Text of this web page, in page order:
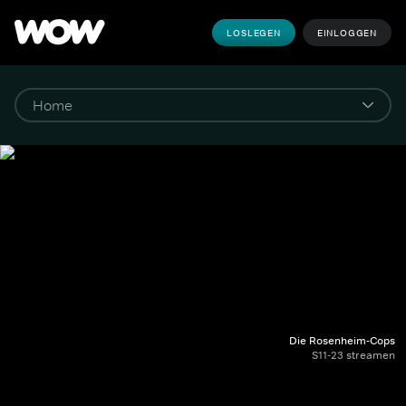
LOSLEGEN EINLOGGEN
Die Rosenheim-Cops
S11-23 streamen